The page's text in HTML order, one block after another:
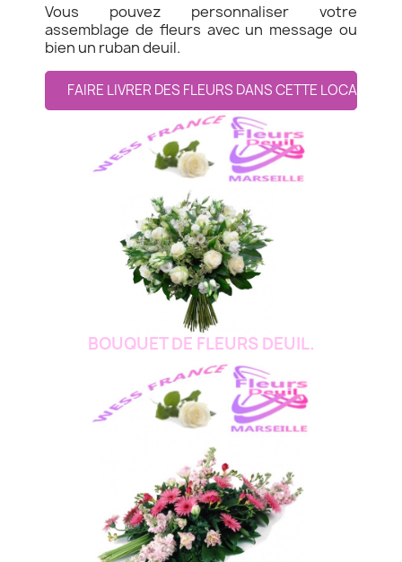
Vous pouvez personnaliser votre
assemblage de fleurs avec un message ou
bien un ruban deuil.
FAIRE LIVRER DES FLEURS DANS CETTE LOCALITE
BOUQUET DE FLEURS DEUIL.